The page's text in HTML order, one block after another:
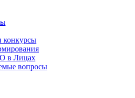
конкурсы
в Лицах
вопросы